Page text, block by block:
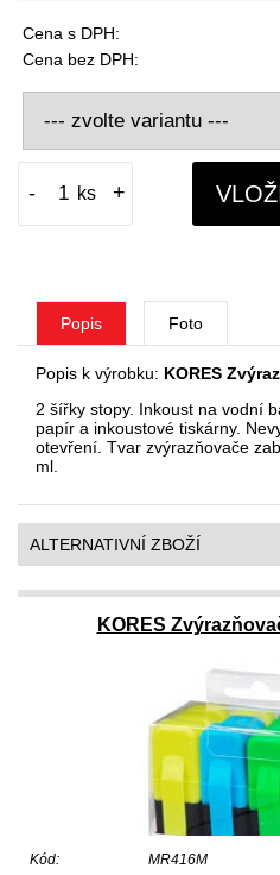
Cena s DPH:
Cena bez DPH:
- +
Popis Foto
Popis k výrobku: KORES
2 šířky stopy. Inkoust na vodní
papír a inkoustové tiskárny.
otevření. Tvar zvýrazňovače
ml.
ALTERNATIVNÍ ZBOŽÍ
KORES
Kód: MR416M